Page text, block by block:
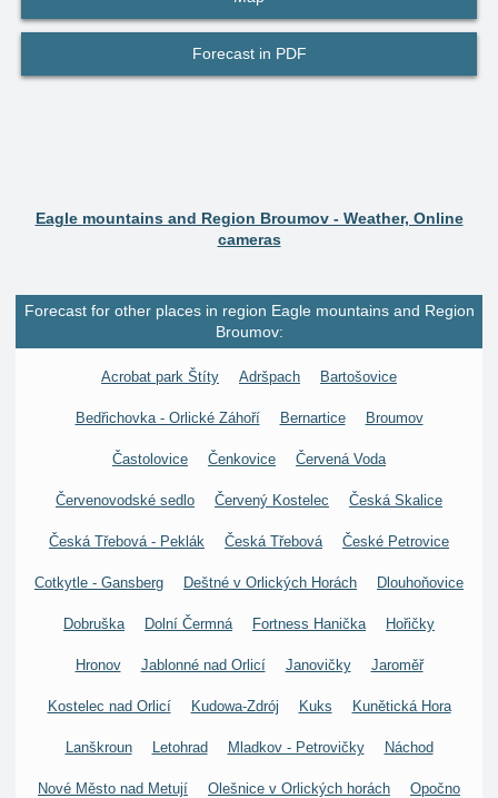
Forecast in PDF
Eagle mountains and Region Broumov - Weather, Online
cameras
Forecast for other places in region Eagle mountains and Region
Broumov:
Acrobat park Štíty Adršpach Bartošovice
Bedřichovka - Orlické Záhoří Bernartice Broumov
Častolovice Čenkovice Červená Voda
Červenovodské sedlo Červený Kostelec Česká Skalice
Česká Třebová - Peklák Česká Třebová České Petrovice
Cotkytle - Gansberg Deštné v Orlických Horách Dlouhoňovice
Dobruška Dolní Čermná Fortness Hanička Hořičky
Hronov Jablonné nad Orlicí Janovičky Jaroměř
Kostelec nad Orlicí Kudowa-Zdrój Kuks Kunětická Hora
Lanškroun Letohrad Mladkov - Petrovičky Náchod
Nové Město nad Metují Olešnice v Orlických horách Opočno